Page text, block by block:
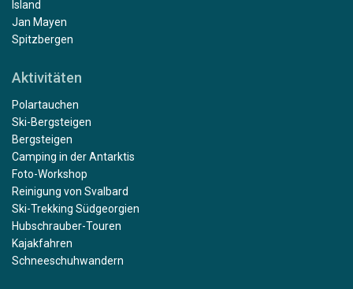
Island
Jan Mayen
Spitzbergen
Aktivitäten
Polartauchen
Ski-Bergsteigen
Bergsteigen
Camping in der Antarktis
Foto-Workshop
Reinigung von Svalbard
Ski-Trekking Südgeorgien
Hubschrauber-Touren
Kajakfahren
Schneeschuhwandern